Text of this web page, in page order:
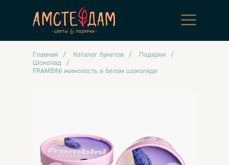
Главная / Каталог букетов / Подарки
/
Шоколад
/
FRAMBINI жимолость в белом шоколаде